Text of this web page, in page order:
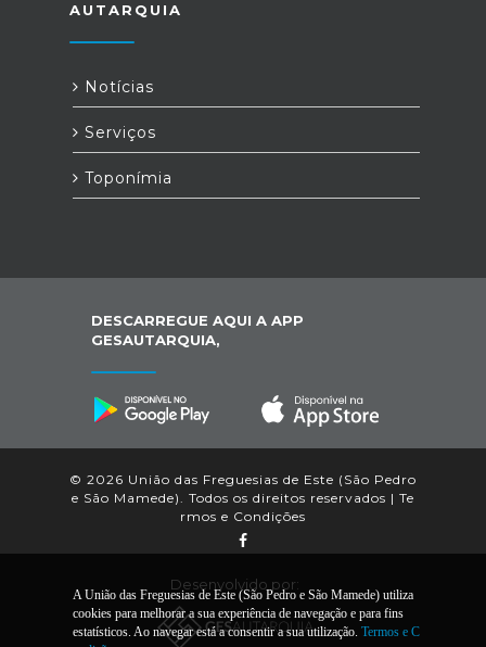
AUTARQUIA
Notícias
Serviços
Toponímia
DESCARREGUE AQUI A APP
GESAUTARQUIA,
© 2026 União das Freguesias de Este (São Pedro
e São Mamede). Todos os direitos reservados | Te
rmos e Condições
Desenvolvido por:
A União das Freguesias de Este (São Pedro e São Mamede) utiliza
cookies para melhorar a sua experiência de navegação e para fins
estatísticos. Ao navegar está a consentir a sua utilização. Termos e C